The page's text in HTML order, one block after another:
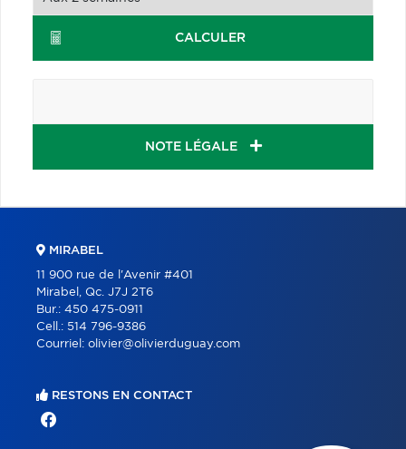
CALCULER
NOTE LÉGALE
MIRABEL
11 900 rue de l'Avenir #401
Mirabel, Qc. J7J 2T6
Bur.: 450 475-0911
Cell.: 514 796-9386
Courriel: olivier@olivierduguay.com
RESTONS EN CONTACT